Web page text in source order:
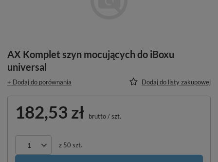
AX Komplet szyn mocujących do iBoxu
universal
+ Dodaj do porównania Dodaj do listy zakupowej
182,53 zł brutto/szt.
z 50 szt.